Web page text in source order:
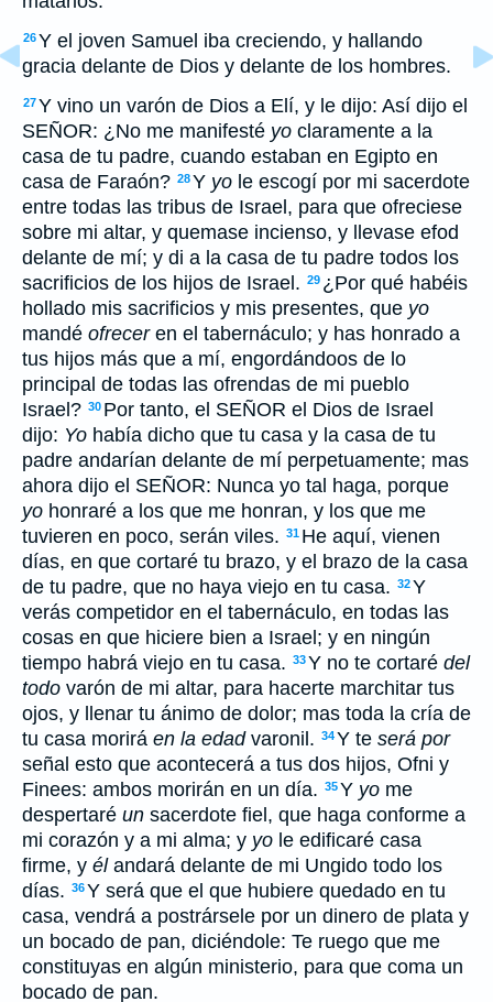
26Y el joven Samuel iba creciendo, y hallando
gracia delante de Dios y delante de los hombres.
27Y vino un varón de Dios a Elí, y le dijo: Así dijo el
SEÑOR: ¿No me manifesté yo claramente a la
casa de tu padre, cuando estaban en Egipto en
casa de Faraón? 28Y yo le escogí por mi sacerdote
entre todas las tribus de Israel, para que ofreciese
sobre mi altar, y quemase incienso, y llevase efod
delante de mí; y di a la casa de tu padre todos los
sacrificios de los hijos de Israel. 29 ¿Por qué habéis
hollado mis sacrificios y mis presentes, que yo
mandé ofreceren el tabernáculo; y has honrado a
tus hijos más que a mí, engordándoos de lo
principal de todas las ofrendas de mi pueblo
Israel? 30 Por tanto, el SEÑOR el Dios de Israel
dijo: Yo había dicho que tu casa y la casa de tu
padre andarían delante de mí perpetuamente; mas
ahora dijo el SEÑOR: Nunca yo tal haga, porque
yo honraré a los que me honran, y los que me
tuvieren en poco, serán viles. 31 He aquí, vienen
días, en que cortaré tu brazo, y el brazo de la casa
de tu padre, que no haya viejo en tu casa. 32Y
verás competidor en el tabernáculo, en todas las
cosas en que hiciere bien a Israel; y en ningún
tiempo habrá viejo en tu casa. 33Y no te cortaré del
todo varón de mi altar, para hacerte marchitar tus
ojos, y llenar tu ánimo de dolor; mas toda la cría de
tu casa morirá en la edadvaronil. 34Y te será por
señal esto que acontecerá a tus dos hijos, Ofni y
Finees: ambos morirán en un día. 35Y yo me
despertaré un sacerdote fiel, que haga conforme a
mi corazón y a mi alma; y yo le edificaré casa
firme, y élandará delante de mi Ungido todo los
días. 36Y será que el que hubiere quedado en tu
casa, vendrá a postrársele por un dinero de plata y
un bocado de pan, diciéndole: Te ruego que me
constituyas en algún ministerio, para que coma un
bocado de pan.